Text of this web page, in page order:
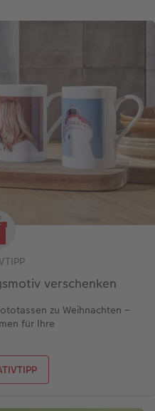
verschenken
zu Weihnachten –
für Ihre